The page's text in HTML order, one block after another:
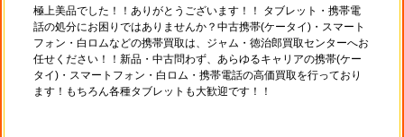
極上美品でした！！ありがとうございます！！ タブレット・携帯電
話の処分にお困りではありませんか？中古携帯(ケータイ)・スマート
フォン・白ロムなどの携帯買取は、ジャム・徳治郎買取センターへお
任せください！！新品・中古問わず、あらゆるキャリアの携帯(ケー
タイ)・スマートフォン・白ロム・携帯電話の高価買取を行っており
ます！もちろん各種タブレットも大歓迎です！！